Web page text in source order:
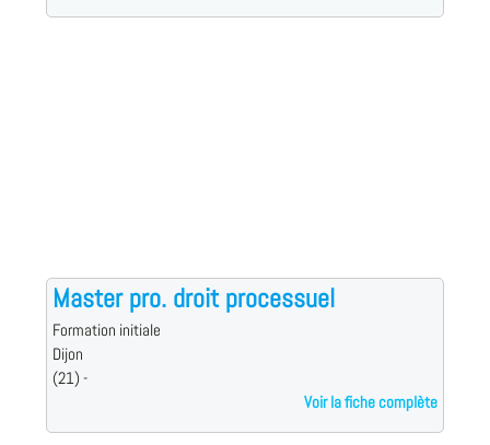
Master pro. droit processuel
Formation initiale
Dijon
(21) -
Voir la fiche complète